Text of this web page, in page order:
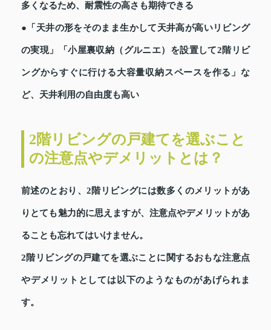
多くなるため、耐震性の高さも期待できる
●「天井の形をそのまま生かして天井高が高いリビング
の実現」「小屋裏収納（グルニエ）を設置して2階リビ
ングからすぐに行ける大容量収納スペースを作る」な
ど、天井利用の自由度も高い
2階リビングの戸建てを選ぶこと
の注意点やデメリットとは？
前述のとおり、2階リビングには数多くのメリットがあ
りとても魅力的に思えますが、注意点やデメリットがあ
ることも忘れてはいけません。
2階リビングの戸建てを選ぶことに関するおもな注意点
やデメリットとしては以下のようなものがあげられま
す。